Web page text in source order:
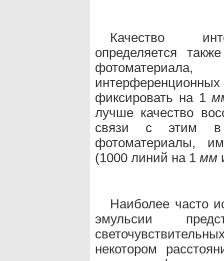
Качество
определяется
фиксировать на 1
лучше качество
связи с этим
фотоматериалы,
(1000 линий на 1 мм
Наиболее часто
эмульсии
некотором